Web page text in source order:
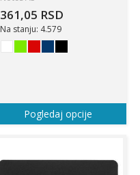
361,05 RSD
Na stanju: 4.579
Pogledaj opcije